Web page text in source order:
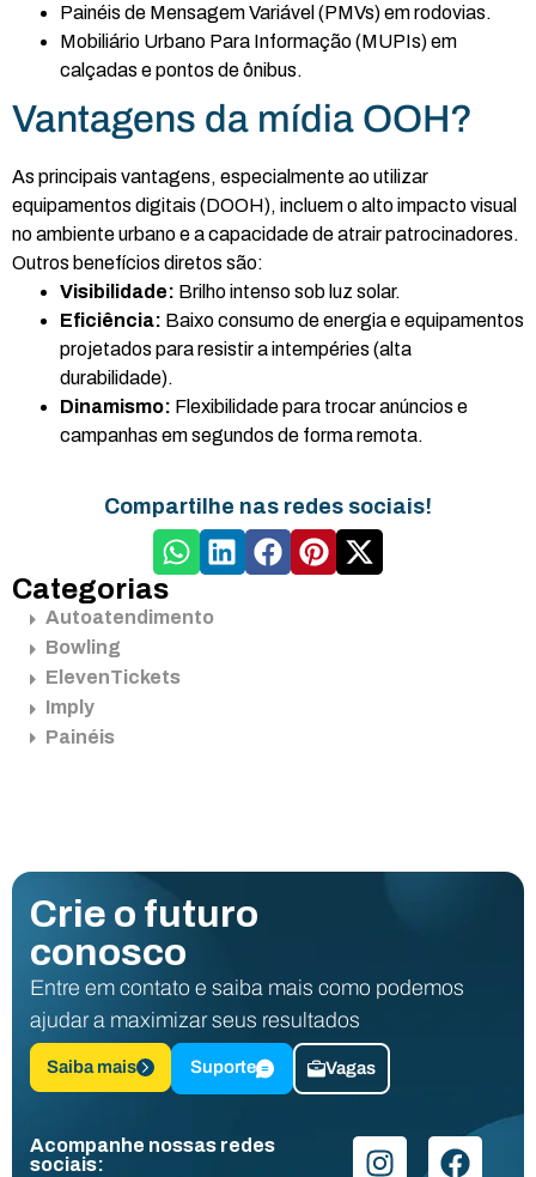
Painéis de Mensagem Variável (PMVs) em rodovias.
Mobiliário Urbano Para Informação (MUPIs) em
calçadas e pontos de ônibus.
Vantagens da mídia OOH?
As principais vantagens, especialmente ao utilizar
equipamentos digitais (DOOH), incluem o alto impacto visual
no ambiente urbano e a capacidade de atrair patrocinadores.
Outros benefícios diretos são:
Visibilidade: Brilho intenso sob luz solar.
Eficiência: Baixo consumo de energia e equipamentos
projetados para resistir a intempéries (alta
durabilidade).
Dinamismo: Flexibilidade para trocar anúncios e
campanhas em segundos de forma remota.
Compartilhe nas redes sociais!
Categorias
Autoatendimento
Bowling
ElevenTickets
Imply
Painéis
Crie o futuro
conosco
Entre em contato e saiba mais como podemos
ajudar a maximizar seus resultados
Saiba mais Suporte Vagas
Acompanhe nossas redes
sociais: